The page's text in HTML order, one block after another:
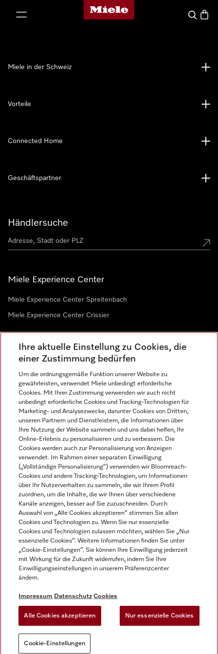
Miele-Homepage
Suche
Händlersuche
Miele Experience Center
Miele Experience Center Spreitenbach
Miele Experience Center Crissier
Newsletter
Sprache
DEUTSCH
Miele in der Schweiz
Vorteile
Connected Home
Geschäftspartner
Impressum
Datenschutz
Cookie-Einstellungen
Miele auf YoutubeMiele auf Instagram
Miele auf Facebook
Miele auf LinkedInMiele auf LinkedIn
Ihre aktuelle Einstellung zu Cookies, die
einer Zustimmung bedürfen
Um die ordnungsgemäße Funktion unserer Website zu
gewährleisten, verwendet Miele unbedingt erforderliche
Cookies. Mit Ihrer Zustimmung verwenden wir auch nicht
unbedingt erforderliche Cookies und Tracking-Technologien für
Marketing- und Analysezwecke, darunter Cookies von Dritten,
unseren Partnern und Dienstleistern, die Informationen über
Ihre Nutzung der Website sammeln und uns dabei helfen, Ihr
Online-Erlebnis zu personalisieren und zu verbessern. Die
Cookies werden auch zur Personalisierung von Anzeigen
verwendet. Im Rahmen einer separaten Einwilligung
(„Vollständige Personalisierung“) verwenden wir Bloomreach-
Cookies und andere Tracking-Technologien, um Informationen
über Ihr Nutzerverhalten zu sammeln, die wir Ihrem Profil
zuordnen, um die Inhalte, die wir Ihnen über verschiedene
Kanäle anzeigen, besser auf Sie zuzuschneiden. Durch
Auswahl von „Alle Cookies akzeptieren“ stimmen Sie allen
Cookies und Technologien zu. Wenn Sie nur essenzielle
Cookies und Technologien zulassen möchten, wählen Sie „Nur
essenzielle Cookies“. Weitere Informationen finden Sie unter
„Cookie-Einstellungen“. Sie können Ihre Einwilligung jederzeit
mit Wirkung für die Zukunft widerrufen, indem Sie Ihre
Einwilligungseinstellungen in unserem Präferenzcenter
ändern.
Impressum Datenschutz Cookies
Alle Cookies akzeptieren Nur essenzielle Cookies
Cookie-Einstellungen